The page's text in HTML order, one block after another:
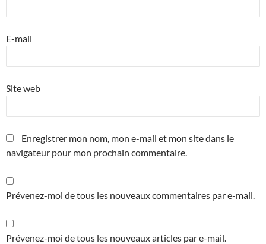
E-mail
Site web
Enregistrer mon nom, mon e-mail et mon site dans le
navigateur pour mon prochain commentaire.
Prévenez-moi de tous les nouveaux commentaires par e-mail.
Prévenez-moi de tous les nouveaux articles par e-mail.